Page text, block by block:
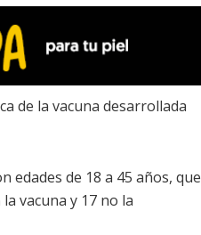
de la vacuna desarrollada
edades de 18 a 45 años, que
vacuna y 17 no la